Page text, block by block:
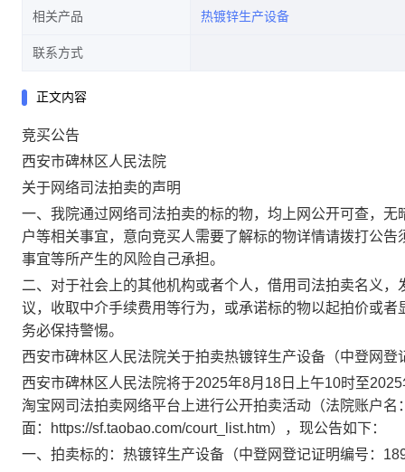
相关产品 热镀锌生产设备
联系方式
正文内容
竞买公告
西安市碑林区人民法院
关于网络司法拍卖的声明
一、我院通过网络司法拍卖的标的物，均上网公开可查，
户等相关事宜，意向竞买人需要了解标的物详情请拨打公
事宜等所产生的风险自己承担。
二、对于社会上的其他机构或者个人，借用司法拍卖名义
议，收取中介手续费用等行为，或承诺标的物以起拍价或
务必保持警惕。
西安市碑林区人民法院关于拍卖热镀锌生产设备（中登网登
西安市碑林区人民法院将于2025年8月 18 日上午10时至2025
淘宝网司法拍卖网络平台上进行公开拍卖活动（法院账户
面：
https://sf.taobao.com/court_list.htm），现公告如下：
一、拍卖标的： 热镀锌生产设备（中登网登记证明编号：